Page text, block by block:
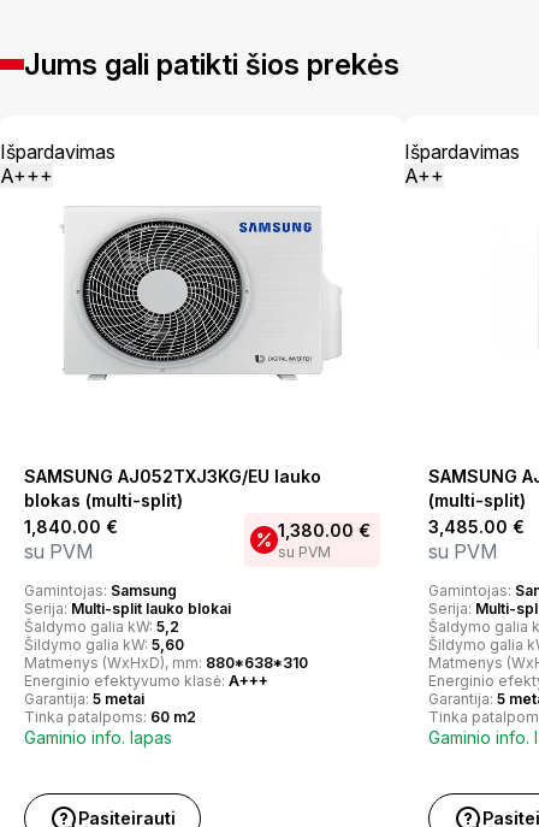
Jums gali patikti šios prekės
Išpardavimas
A+++
SAMSUNG AJ052TXJ3KG/EU lauko
blokas (multi-split)
1,840.00 €
su PVM
1,380.00 €
su PVM
Gamintojas: Samsung
Serija: Multi-split lauko blokai
Šaldymo galia kW: 5,2
Šildymo galia kW: 5,60
Matmenys (WxHxD), mm: 880*638*310
Energinio efektyvumo klasė: A+++
Garantija: 5 metai
Tinka patalpoms: 60 m2
Gaminio info. lapas
Pasiteirauti
Išpardavimas
A++
SAMSUNG
(multi-split)
3,485.00 €
su PVM
Gamintojas:
Serija: Multi-
Šaldymo galia
Šildymo galia
Matmenys
Energinio
Garantija: 5
Tinka
Gaminio info.